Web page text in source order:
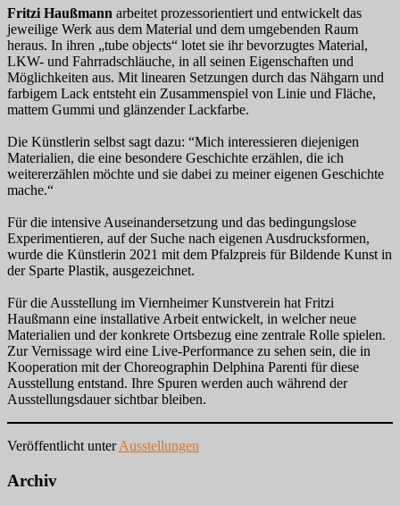
Fritzi Haußmann arbeitet prozessorientiert und entwickelt das
jeweilige Werk aus dem Material und dem umgebenden Raum
heraus. In ihren „tube objects“ lotet sie ihr bevorzugtes Material,
LKW- und Fahrradschläuche, in all seinen Eigenschaften und
Möglichkeiten aus. Mit linearen Setzungen durch das Nähgarn und
farbigem Lack entsteht ein Zusammenspiel von Linie und Fläche,
mattem Gummi und glänzender Lackfarbe.
Die Künstlerin selbst sagt dazu: “Mich interessieren diejenigen
Materialien, die eine besondere Geschichte erzählen, die ich
weitererzählen möchte und sie dabei zu meiner eigenen Geschichte
mache.“
Für die intensive Auseinandersetzung und das bedingungslose
Experimentieren, auf der Suche nach eigenen Ausdrucksformen,
wurde die Künstlerin 2021 mit dem Pfalzpreis für Bildende Kunst in
der Sparte Plastik, ausgezeichnet.
Für die Ausstellung im Viernheimer Kunstverein hat Fritzi
Haußmann eine installative Arbeit entwickelt, in welcher neue
Materialien und der konkrete Ortsbezug eine zentrale Rolle spielen.
Zur Vernissage wird eine Live-Performance zu sehen sein, die in
Kooperation mit der Choreographin Delphina Parenti für diese
Ausstellung entstand. Ihre Spuren werden auch während der
Ausstellungsdauer sichtbar bleiben.
Veröffentlicht unter Ausstellungen
Archiv